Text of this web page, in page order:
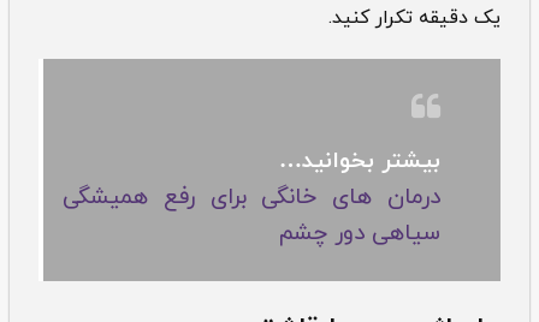
یک دقیقه تکرار کنید.
بیشتر بخوانید…
درمان های خانگی برای رفع همیشگی
سیاهی دور چشم